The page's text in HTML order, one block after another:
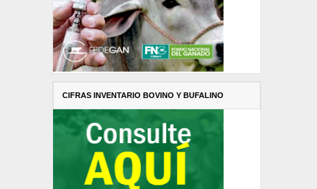
CIFRAS INVENTARIO BOVINO Y BUFALINO